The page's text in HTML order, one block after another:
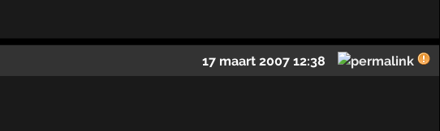
17 maart 2007 12:38